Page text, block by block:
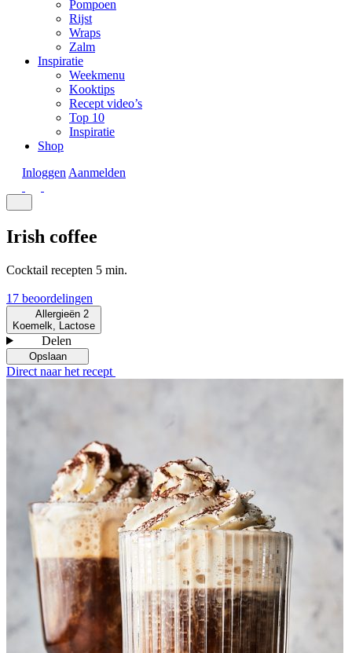
Pompoen
Rijst
Wraps
Zalm
Inspiratie
Weekmenu
Kooktips
Recept video’s
Top 10
Inspiratie
Shop
Inloggen Aanmelden
Irish coffee
Cocktail recepten 5 min.
17 beoordelingen
Allergieën 2
Koemelk, Lactose
Delen
Opslaan
Direct naar het recept